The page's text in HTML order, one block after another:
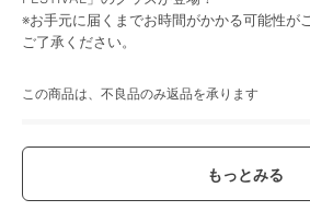
※お手元に届くまでお時間がかかる可能性が
ご了承ください。
この商品は、不良品のみ返品を承ります
ブランド ジョイポリス
ジョイポリスオンライン